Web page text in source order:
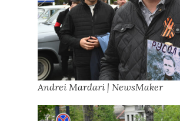
Andrei Mardari | NewsMaker